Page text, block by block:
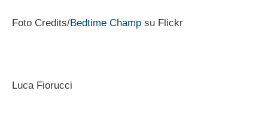
Foto Credits/Bedtime Champ su Flickr
Luca Fiorucci